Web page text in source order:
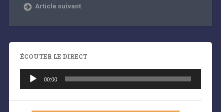
Article suivant
ÉCOUTER LE DIRECT
audio
00:00